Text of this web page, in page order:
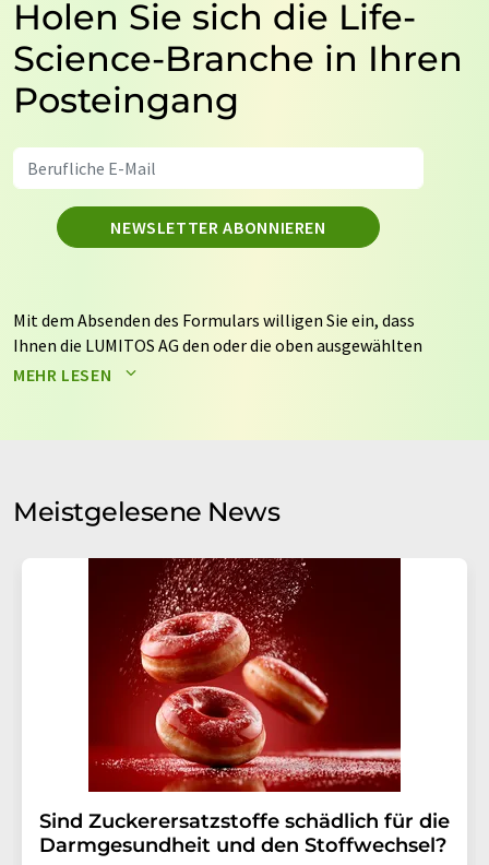
Holen Sie sich die Life-
Science-Branche in Ihren
Posteingang
NEWSLETTER ABONNIEREN
Mit dem Absenden des Formulars willigen Sie ein, dass
Ihnen die LUMITOS AG den oder die oben ausgewählten
Newsletter per E-Mail zusendet. Ihre Daten werden
auf Basis unsererDatenschutzerklärung. LUMITOS darf
Meinungsforschung per E-Mail kontaktieren. Ihre
Einwilligung können Sie jederzeit ohne Angabe von
Str. 2, 12489 Berlin oder per E-Mail unter
widerruf@lumitos.commit Wirkung für die Zukunft
widerrufen. Zudem ist in jeder E-Mail ein Link zur
Abbestellung des entsprechenden Newsletters
MEHR LESEN
Meistgelesene News
Sind Zuckerersatzstoffe schädlich für die
Darmgesundheit und den Stoffwechsel?